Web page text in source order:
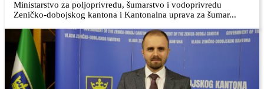
Ministarstvo za poljoprivredu, šumarstvo i vodoprivredu
Zeničko-dobojskog kantona i Kantonalna uprava za šumar...